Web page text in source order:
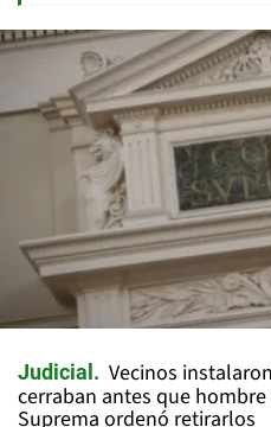
Judicial
Vecinos
cerraban antes que
Suprema ordenó retirarlos